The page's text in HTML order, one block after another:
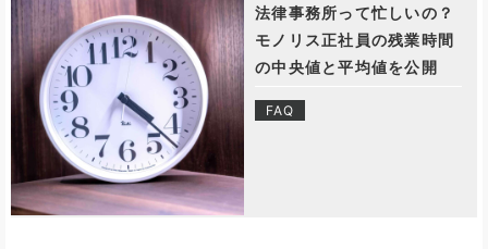
法律事務所って忙しいの？
モノリス正社員の残業時間
の中央値と平均値を公開
FAQ